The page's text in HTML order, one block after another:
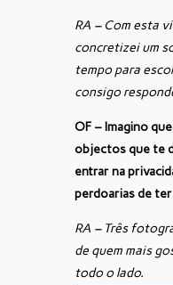
RA – Com esta
concretizei um
tempo para
consigo
OF – Imagino
objectos que te
entrar na
perdoarias de
RA – Três
de quem mais
todo o lado.